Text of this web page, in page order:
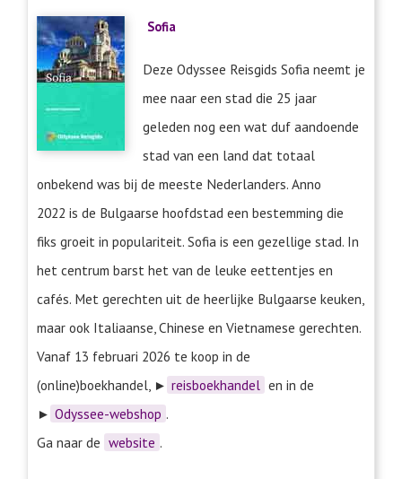
Sofia
Deze Odyssee Reisgids Sofia neemt je
mee naar een stad die 25 jaar
geleden nog een wat duf aandoende
stad van een land dat totaal
onbekend was bij de meeste Nederlanders. Anno
2022 is de Bulgaarse hoofdstad een bestemming die
fiks groeit in populariteit. Sofia is een gezellige stad. In
het centrum barst het van de leuke eettentjes en
cafés. Met gerechten uit de heerlijke Bulgaarse keuken,
maar ook Italiaanse, Chinese en Vietnamese gerechten.
Vanaf 13 februari 2026 te koop in de
(online)boekhandel, ► reisboekhandel en in de
► Odyssee-webshop .
Ga naar de website .